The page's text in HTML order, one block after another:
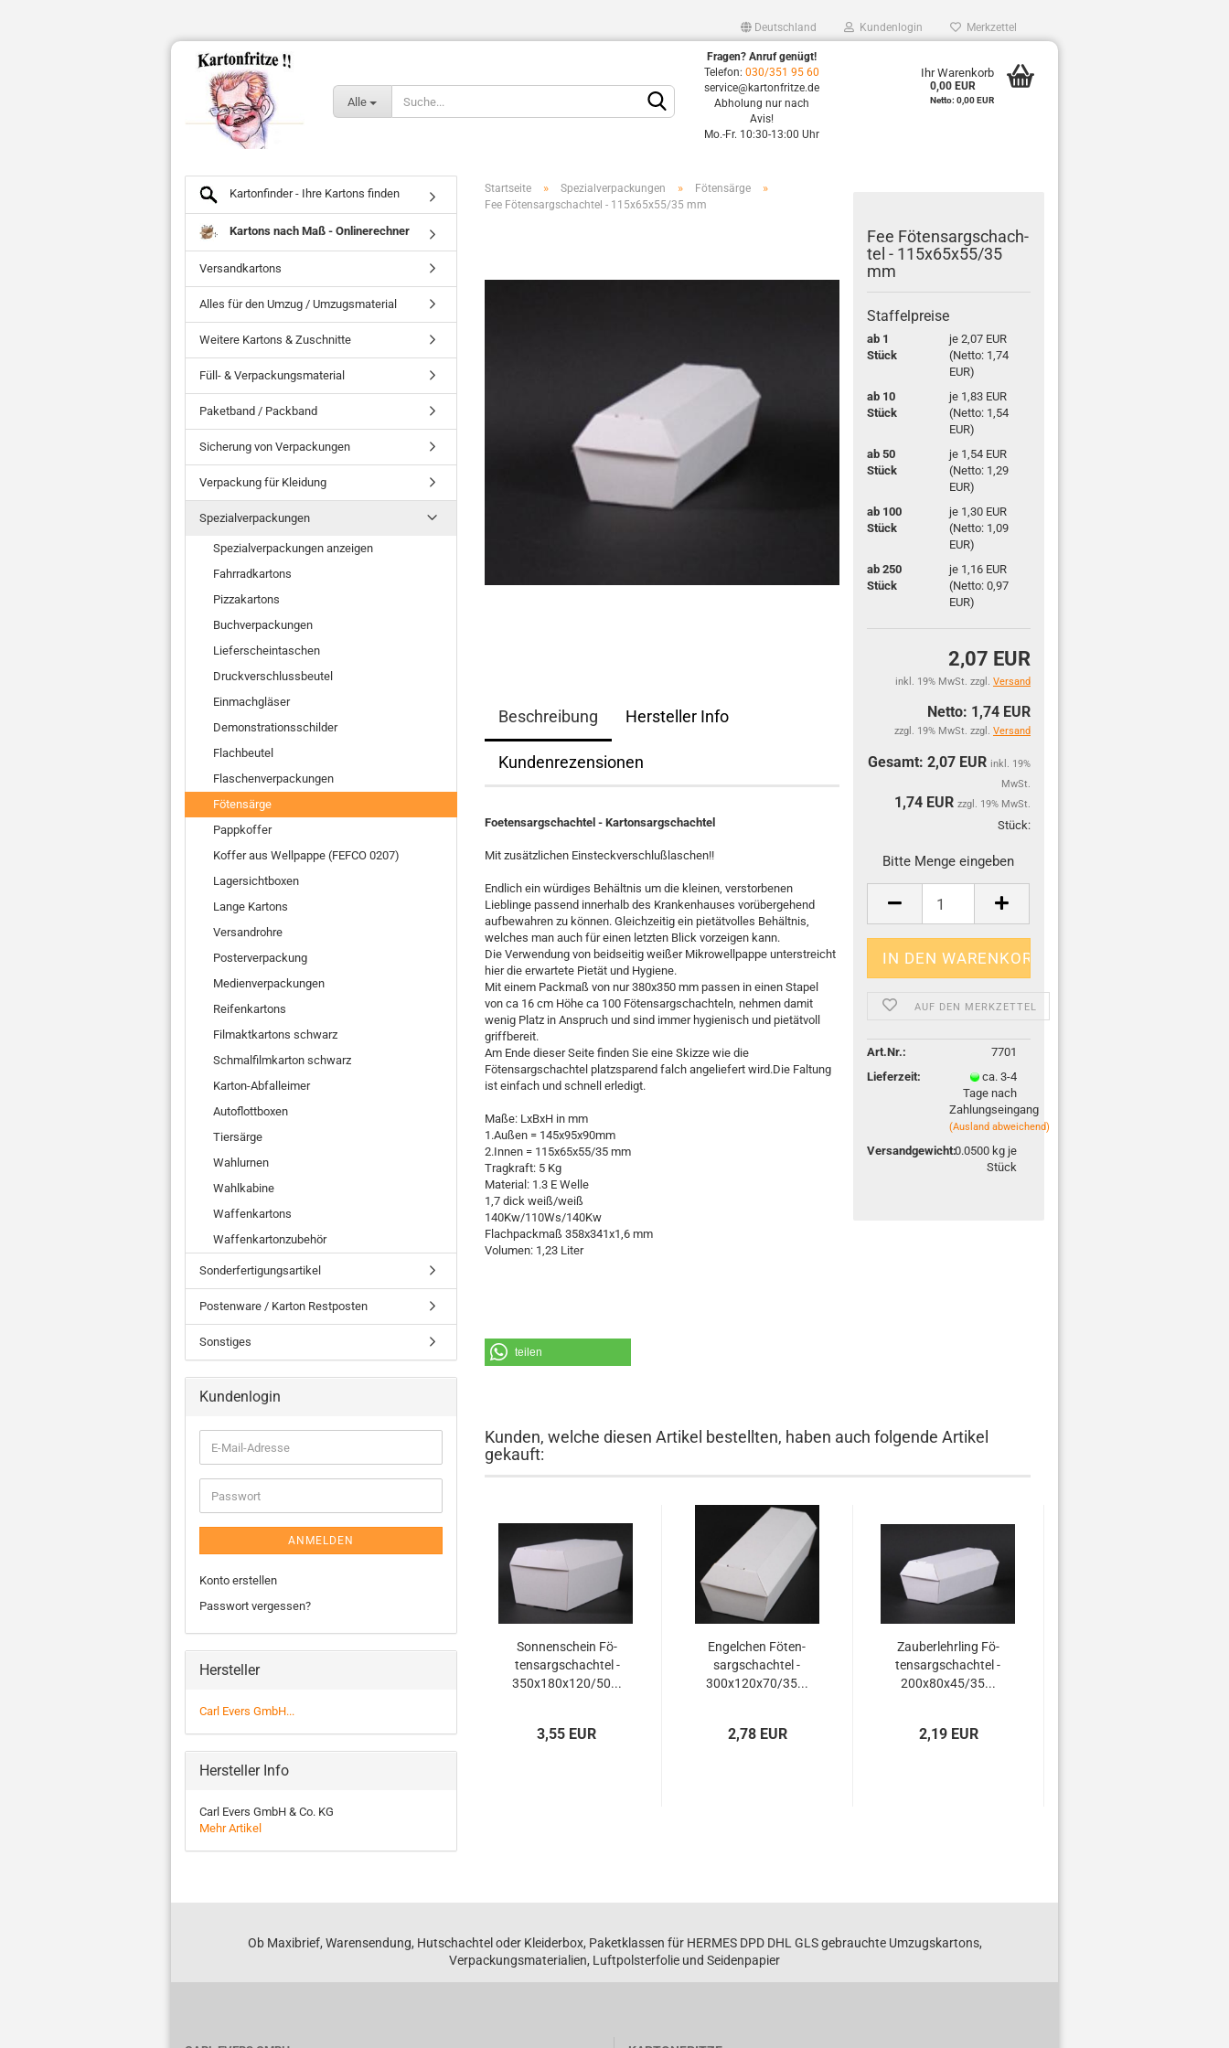
Deutschland Kundenlogin
Konto erstellen
Merkzettel
Alle
Fragen? Anruf genügt!
Telefon:030/351 95 60
service@kartonfritze.de
Abholung nur nach
Avis!
Mo.-Fr. 10:30-13:00 Uhr
Ihr Warenkorb
0,00 EUR
Netto: 0,00 EUR
Startseite » Spezialverpackungen » Fötensärge »
Fee Fötensargschachtel - 115x65x55/35 mm
Fee Fö­ten­sarg­schach­
tel - 115x65x55/35
mm
Staffelpreise
ab 1
Stück
je 2,07 EUR
(Netto: 1,74
EUR)
ab 10
Stück
je 1,83 EUR
(Netto: 1,54
EUR)
ab 50
Stück
je 1,54 EUR
(Netto: 1,29
EUR)
ab 100
Stück
je 1,30 EUR
(Netto: 1,09
EUR)
ab 250
Stück
je 1,16 EUR
(Netto: 0,97
EUR)
2,07 EUR
inkl. 19% MwSt. zzgl. Versand
Netto: 1,74 EUR
zzgl. 19% MwSt. zzgl. Versand
Gesamt: 2,07 EUR inkl. 19%
MwSt.
1,74EUR zzgl. 19% MwSt.
Stück:
Bitte Menge eingeben
AUF DEN MERKZETTEL
Art.Nr.:
7701
Lieferzeit:
ca. 3-4
Tage nach
Zahlungseingang
(Ausland abweichend)
Versandgewicht:0.0500kg je
Stück
Beschreibung Hersteller Info
Kundenrezensionen
Foetensargschachtel - Kartonsargschachtel
Mit zusätzlichen Einsteckverschlußlaschen!!
Endlich ein würdiges Behältnis um die kleinen, verstorbenen
Lieblinge passend innerhalb des Krankenhauses vorübergehend
aufbewahren zu können. Gleichzeitig ein pietätvolles Behältnis,
welches man auch für einen letzten Blick vorzeigen kann.
Die Verwendung von beidseitig weißer Mikrowellpappe unterstreicht
hier die erwartete Pietät und Hygiene.
Mit einem Packmaß von nur 380x350 mm passen in einen Stapel
von ca 16 cm Höhe ca 100 Fötensargschachteln, nehmen damit
wenig Platz in Anspruch und sind immer hygienisch und pietätvoll
griffbereit.
Am Ende dieser Seite finden Sie eine Skizze wie die
Fötensargschachtel platzsparend falch angeliefert wird.Die Faltung
ist einfach und schnell erledigt.
Maße: LxBxH in mm
1.Außen = 145x95x90mm
2.Innen = 115x65x55/35 mm
Tragkraft: 5 Kg
Material: 1.3 E Welle
1,7 dick weiß/weiß
140Kw/110Ws/140Kw
Flachpackmaß 358x341x1,6 mm
Volumen: 1,23 Liter
teilen
Kunden, welche diesen Artikel bestellten, haben auch folgende Artikel
gekauft:
Son­nen­schein Fö­
ten­sarg­schach­tel -
350x180x120/50...
3,55 EUR
En­gel­chen Fö­ten­
sarg­schach­tel -
300x120x70/35...
2,78 EUR
Zau­ber­lehr­ling Fö­
ten­sarg­schach­tel -
200x80x45/35...
2,19 EUR
Kartonfinder - Ihre Kartons finden
Kartons nach Maß - Onlinerechner
Versandkartons
Alles für den Umzug / Umzugsmaterial
Weitere Kartons & Zuschnitte
Füll- & Verpackungsmaterial
Paketband / Packband
Sicherung von Verpackungen
Verpackung für Kleidung
Spezialverpackungen
Spezialverpackungen anzeigen
Fahrradkartons
Pizzakartons
Buchverpackungen
Lieferscheintaschen
Druckverschlussbeutel
Einmachgläser
Demonstrationsschilder
Flachbeutel
Flaschenverpackungen
Fötensärge
Pappkoffer
Koffer aus Wellpappe (FEFCO 0207)
Lagersichtboxen
Lange Kartons
Versandrohre
Posterverpackung
Medienverpackungen
Reifenkartons
Filmaktkartons schwarz
Schmalfilmkarton schwarz
Karton-Abfalleimer
Autoflottboxen
Tiersärge
Wahlurnen
Wahlkabine
Waffenkartons
Waffenkartonzubehör
Sonderfertigungsartikel
Postenware / Karton Restposten
Sonstiges
Kundenlogin
ANMELDEN
Konto erstellen
Passwort vergessen?
Hersteller
Carl Evers GmbH...
Hersteller Info
Carl Evers GmbH & Co. KG
Mehr Artikel
Ob Maxibrief, Warensendung, Hutschachtel oder Kleiderbox, Paketklassen für HERMES DPD DHL GLS gebrauchte Umzugskartons,
Verpackungsmaterialien, Luftpolsterfolie und Seidenpapier